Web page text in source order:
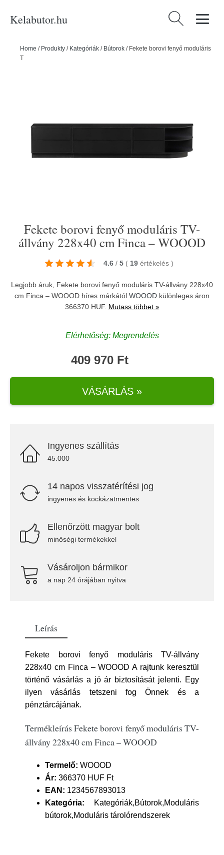
Kelabutor.hu Keresés:
Home / Produkty / Kategóriák / Bútorok / Fekete borovi fenyő moduláris
TV-állvány 228x40 cm Finca – WOOOD
Fekete borovi fenyő moduláris TV-
állvány 228x40 cm Finca – WOOOD
4.6 / 5 ( 19 értékelés )
Legjobb áruk, Fekete borovi fenyő moduláris TV-állvány 228x40
cm Finca – WOOOD híres márkától WOOOD különleges áron
366370 HUF. Mutass többet »
Elérhetőség: Megrendelés
409 970 Ft
VÁSÁRLÁS »
Ingyenes szállítás
45.000
14 napos visszatérítési jog
ingyenes és kockázatmentes
Ellenőrzött magyar bolt
minőségi termékekkel
Vásároljon bármikor
a nap 24 órájában nyitva
Leírás
Fekete borovi fenyő moduláris TV-állvány
228x40 cm Finca – WOOOD A rajtunk keresztül
történő vásárlás a jó ár biztosítását jelenti. Egy
ilyen vásárlás tetszeni fog Önnek és a
pénztárcájának.
Termékleírás Fekete borovi fenyő moduláris TV-
állvány 228x40 cm Finca – WOOOD
Termelő: WOOOD
Ár: 366370 HUF Ft
EAN: 1234567893013
Kategória: Kategóriák,Bútorok,Moduláris
bútorok,Moduláris tárolórendszerek